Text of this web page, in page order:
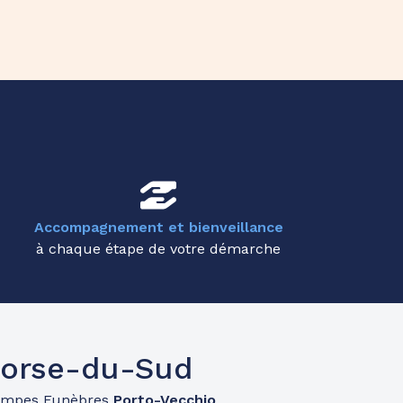
Accompagnement et bienveillance
à chaque étape de votre démarche
du-Sud